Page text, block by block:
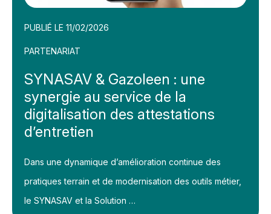
PUBLIÉ LE 11/02/2026
PARTENARIAT
SYNASAV & Gazoleen : une
synergie au service de la
digitalisation des attestations
d’entretien
Dans une dynamique d’amélioration continue des
pratiques terrain et de modernisation des outils métier,
le SYNASAV et la Solution …